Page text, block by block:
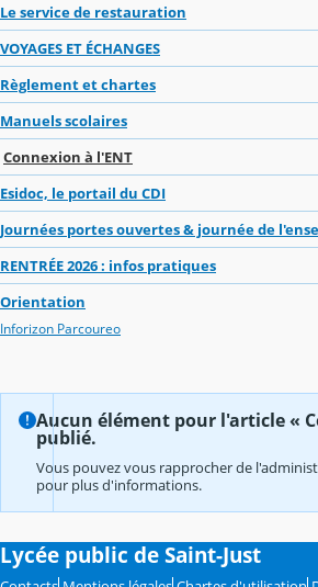
Le service de restauration
VOYAGES ET ÉCHANGES
Règlement et chartes
Manuels scolaires
Connexion à l'ENT
Esidoc, le portail du CDI
Journées portes ouvertes & journée de
RENTRÉE 2026 : infos pratiques
Orientation
Inforizon Parcoureo
Aucun élément pour l'article «
publié.
Vous pouvez vous rapprocher de
pour plus d'informations.
Lycée public de Saint-Just